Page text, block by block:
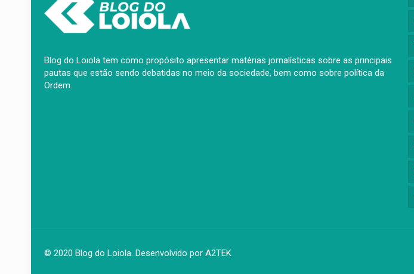
Blog do Loiola tem como propósito apresentar matérias jornalísticas sobre as principais
pautas que estão sendo debatidas no meio da sociedade, bem como sobre política da
Ordem.
© 2020 Blog do Loiola. Desenvolvido porA2TEK